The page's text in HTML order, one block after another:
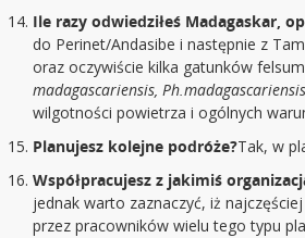
Ile razy odwiedziłeś Madagaskar,
do Perinet/Andasibe i następnie z
oraz oczywiście kilka gatunków
madagascariensis,
wilgotności powietrza i ogólnych
Planujesz kolejne podróże?Tak, w
Współpracujesz z jakimiś
jednak warto zaznaczyć, iż
przez pracowników wielu tego typu